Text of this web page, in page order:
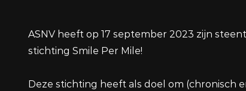
ASNV heeft op 17 september 2023 zijn
stichting Smile Per Mile!
Deze stichting heeft als doel om (chronisch